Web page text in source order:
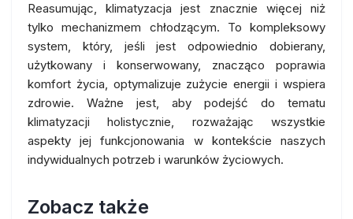
Reasumując, klimatyzacja jest znacznie więcej niż
tylko mechanizmem chłodzącym. To kompleksowy
system, który, jeśli jest odpowiednio dobierany,
użytkowany i konserwowany, znacząco poprawia
komfort życia, optymalizuje zużycie energii i wspiera
zdrowie. Ważne jest, aby podejść do tematu
klimatyzacji holistycznie, rozważając wszystkie
aspekty jej funkcjonowania w kontekście naszych
indywidualnych potrzeb i warunków życiowych.
Zobacz także